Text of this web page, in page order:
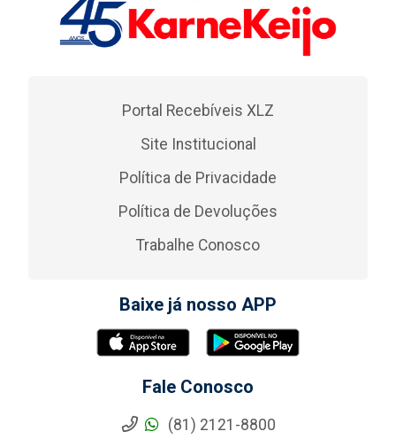
Portal Recebíveis XLZ
Site Institucional
Política de Privacidade
Política de Devoluções
Trabalhe Conosco
Baixe já nosso APP
Fale Conosco
(81) 2121-8800